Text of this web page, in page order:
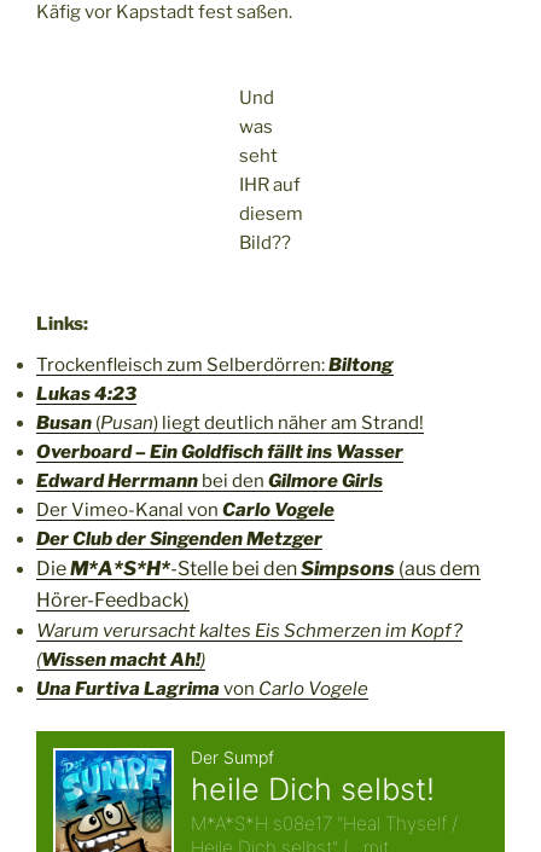
Käfig vor Kapstadt fest saßen.
Und
was
seht
IHR auf
diesem
Bild??
Links:
Trockenfleisch zum Selberdörren:Biltong
Lukas 4:23
Busan (Pusan) liegt deutlich näher am Strand!
Overboard – Ein Goldfisch fällt ins Wasser
Edward Herrmann bei den Gilmore Girls
Der Vimeo-Kanal von Carlo Vogele
Der Club der Singenden Metzger
DieM*A*S*H*-Stelle bei denSimpsons (aus dem
Hörer-Feedback)
Warum verursacht kaltes Eis Schmerzen im Kopf?
(Wissen macht Ah!)
Una Furtiva Lagrima von Carlo Vogele